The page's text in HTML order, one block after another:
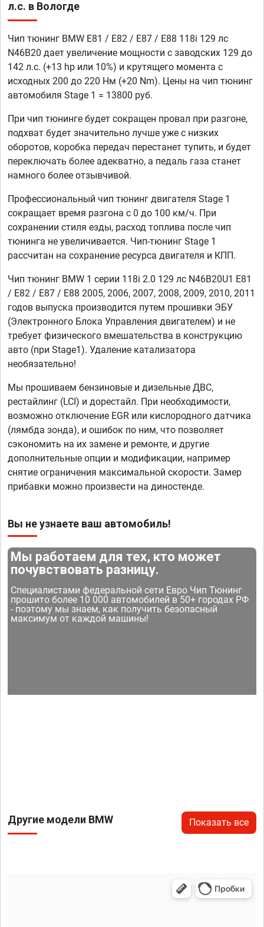
л.с. в Вологде
Чип тюнинг BMW E81 / E82 / E87 / E88 118i 129 лс
N46B20 дает увеличение мощности с заводских 129 до
142 л.с. (+13 hp или 10%) и крутящего момента с
исходных 200 до 220 Нм (+20 Nm). Цены на чип тюнинг
автомобиля Stage 1 = 13800 руб.
При чип тюнинге будет сокращен провал при разгоне,
подхват будет значительно лучше уже с низких
оборотов, коробка передач перестанет тупить, и будет
переключать более адекватно, а педаль газа станет
намного более отзывчивой.
Профессиональный чип тюнинг двигателя Stage 1
сокращает время разгона с 0 до 100 км/ч. При
сохранении стиля езды, расход топлива после чип
тюнинга не увеличивается. Чип-тюнинг Stage 1
рассчитан на сохранение ресурса двигателя и КПП.
Чип тюнинг BMW 1 серии 118i 2.0 129 лс N46B20U1 E81
/ E82 / E87 / E88 2005, 2006, 2007, 2008, 2009, 2010, 2011
годов выпуска производится путем прошивки ЭБУ
(Электронного Блока Управления двигателем) и не
требует физического вмешательства в конструкцию
авто (при Stage1). Удаление катализатора
необязательно!
Мы прошиваем бензиновые и дизельные ДВС,
рестайлинг (LCI) и дорестайл. При необходимости,
возможно отключение EGR или кислородного датчика
(лямбда зонда), и ошибок по ним, что позволяет
сэкономить на их замене и ремонте, и другие
дополнительные опции и модификации, например
снятие ограничения максимальной скорости. Замер
прибавки можно произвести на диностенде.
Вы не узнаете ваш автомобиль!
Мы работаем для тех, кто может
почувствовать разницу.
Специалистами федеральной сети Евро Чип Тюнинг
прошито более 10 000 автомобилей в 50+ городах РФ
- поэтому мы знаем, как получить безопасный
максимум от каждой машины!
Другие модели BMW Показать все